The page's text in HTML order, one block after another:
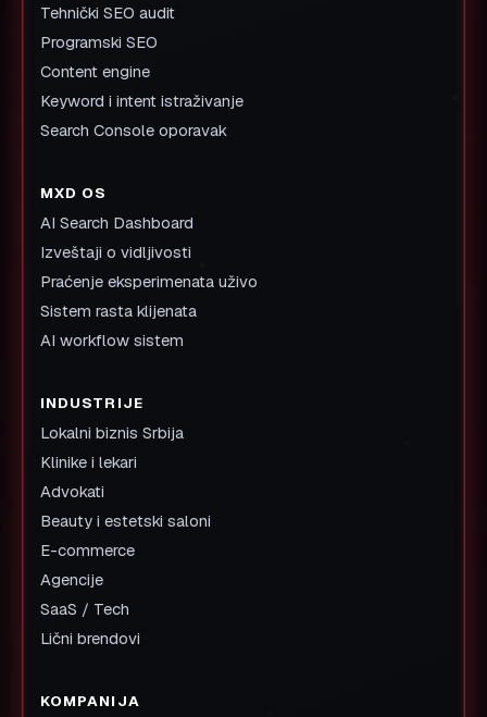
Tehnički SEO audit
Programski SEO
Content engine
Keyword i intent istraživanje
Search Console oporavak
MXD OS
AI Search Dashboard
Izveštaji o vidljivosti
Praćenje eksperimenata uživo
Sistem rasta klijenata
AI workflow sistem
INDUSTRIJE
Lokalni biznis Srbija
Klinike i lekari
Advokati
Beauty i estetski saloni
E-commerce
Agencije
SaaS / Tech
Lični brendovi
KOMPANIJA